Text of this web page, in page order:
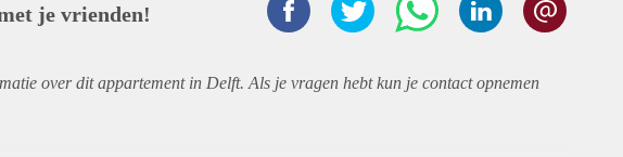
je vrienden!
over ditappartementin Delft. Als je vragen hebt kun je contact opnemen